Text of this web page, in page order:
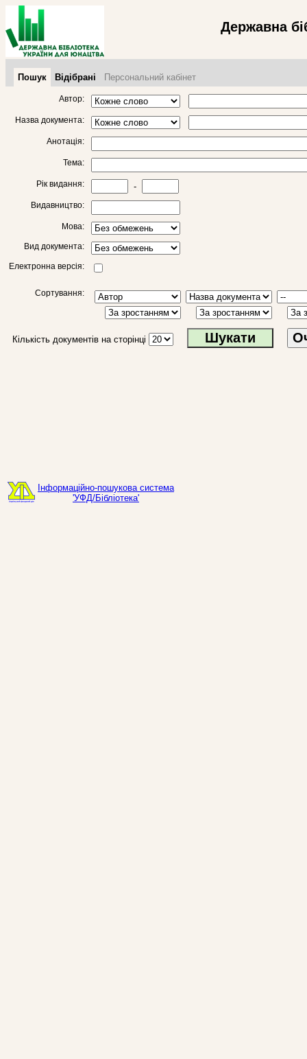
Державна
Пошук Відібрані Персональний кабінет
Автор:
Назва документа:
Анотація:
Тема:
Рік видання: -
Видавництво:
Мова:
Вид документа:
Електронна версія:
Сортування:
Кількість документів на сторінці
Інформаційно-пошукова система
'УФД/Бібліотека'